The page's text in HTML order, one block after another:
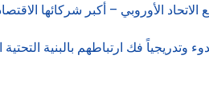
الأوروبي – أكبر شركائها
وتدريجياً فك ارتباطهم بالبنية